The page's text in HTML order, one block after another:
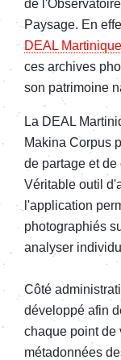
de
Paysage. En
DEAL Martinique
ces archives
son patrimoine
La DEAL
Makina Corpus
de partage et
Véritable outil
l'application
photographiés
analyser
Côté
développé afin
chaque point de
métadonnées